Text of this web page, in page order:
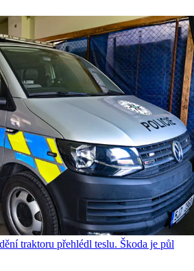
traktoru přehlédl teslu. Škoda je půl